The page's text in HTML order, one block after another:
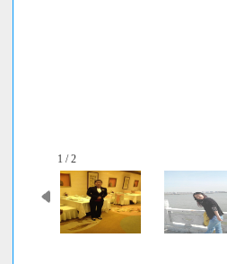
1 / 2